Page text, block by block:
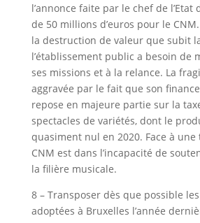
l’annonce faite par le chef de l’Etat
de 50 millions d’euros pour le
la destruction de valeur que subit
l’établissement public a besoin de
ses missions et à la relance. La
aggravée par le fait que son
repose en majeure partie sur la
spectacles de variétés, dont le
quasiment nul en 2020. Face à
CNM est dans l’incapacité de
la filière musicale.
8 – Transposer dès que possible
adoptées à Bruxelles l’année